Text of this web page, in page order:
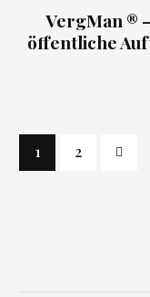
VergMan ®
öffentliche
1 2
→